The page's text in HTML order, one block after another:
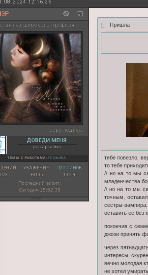
12:16:26
широкого профиля
copy: юдифь
ДОВЕДИ МЕНЯ
до сарказма
ТЕМЫ С РАБОТАМИ: ГРАФИКА
УВАЖЕНИЕ:
+3105
ФЛОРИНОВ:
10 270
Последний визит:
Сегодня 15:52:35
Пришла
тебе повезло,
то тебе
// но на то мы
младенчества
// но на то мы
точным,
сестры-
оставить ее без
покончив с
джози принять
через
интересы,
вечно молодая
не хотел